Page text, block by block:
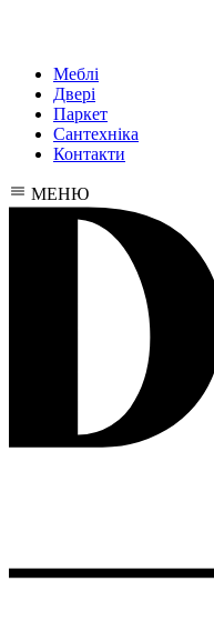
Меблі
Двері
Паркет
Сантехніка
Контакти
МЕНЮ